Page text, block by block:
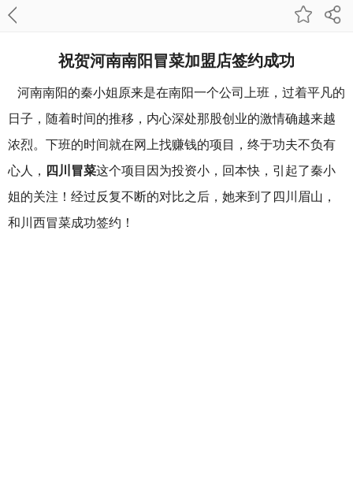
祝贺河南南阳冒菜加盟店签约成功
河南南阳的秦小姐原来是在南阳一个公司上班，过着平凡的
日子，随着时间的推移，内心深处那股创业的激情确越来越
浓烈。下班的时间就在网上找赚钱的项目，终于功夫不负有
心人， 四川冒菜这个项目因为投资小，回本快，引起了秦小
姐的关注！经过反复不断的对比之后，她来到了四川眉山，
和川西冒菜成功签约！